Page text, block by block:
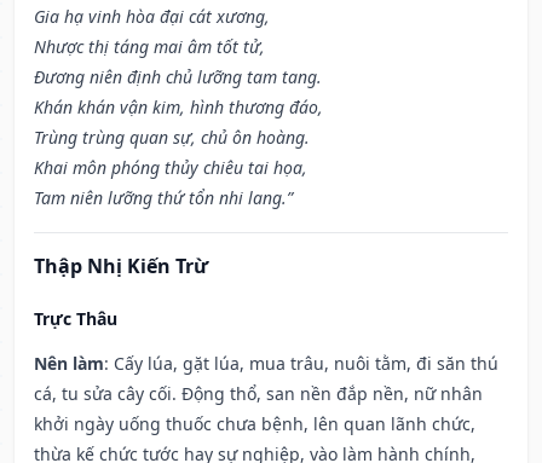
Gia hạ vinh hòa đại cát xương,
Nhược thị táng mai âm tốt tử,
Đương niên định chủ lưỡng tam tang.
Khán khán vận kim, hình thương đáo,
Trùng trùng quan sự, chủ ôn hoàng.
Khai môn phóng thủy chiêu tai họa,
Tam niên lưỡng thứ tổn nhi lang.”
Thập Nhị Kiến Trừ
Trực Thâu
Nên làm: Cấy lúa, gặt lúa, mua trâu, nuôi tằm, đi săn thú
cá, tu sửa cây cối. Động thổ, san nền đắp nền, nữ nhân
khởi ngày uống thuốc chưa bệnh, lên quan lãnh chức,
thừa kế chức tước hay sự nghiệp, vào làm hành chính,